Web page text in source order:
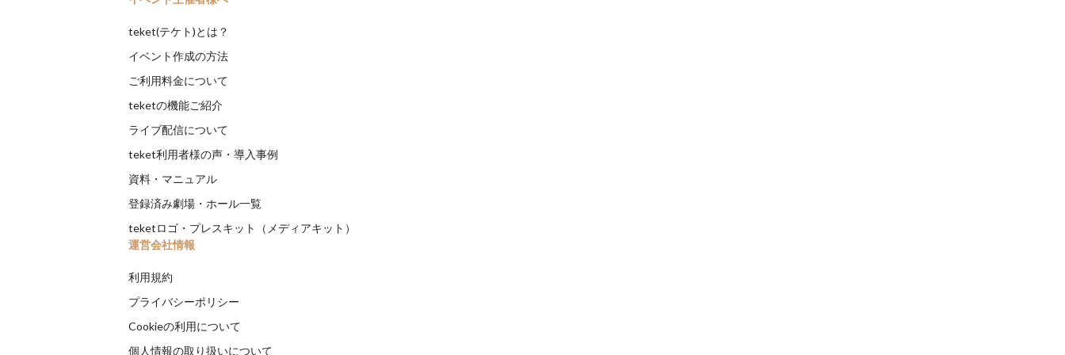
teket(テケト)とは？
イベント作成の方法
ご利用料金について
teketの機能ご紹介
ライブ配信について
teket利用者様の声・導入事例
資料・マニュアル
登録済み劇場・ホール一覧
teketロゴ・プレスキット（メディアキット）
運営会社情報
利用規約
プライバシーポリシー
Cookieの利用について
個人情報の取り扱いについて